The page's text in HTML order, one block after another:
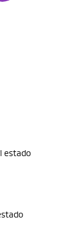
estado